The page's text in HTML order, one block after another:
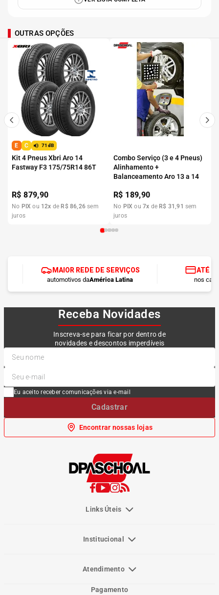
OUTRAS OPÇÕES
E C 71dB
Kit 4 Pneus Xbri Aro 14
Fastway F3 175/75R14 86T
R$879,90
No PIX ou 12x de R$ 86,26 sem
juros
Combo Serviço (3 e 4 Pneus)
Alinhamento +
Balanceamento Aro 13 a 14
R$ 189,90
No PIX ou7x de R$ 31 ,91 sem
juros
MAIOR REDE DE SERVIÇOS
automotivos daAmérica Latina
ATÉ
nos
Receba Novidades
Inscreva-se para ficar por dentro de
novidades e descontos imperdíveis
Eu aceito receber comunicações via e-mail
Cadastrar
Encontrar nossas lojas
Links Úteis
Institucional
Atendimento
Pagamento